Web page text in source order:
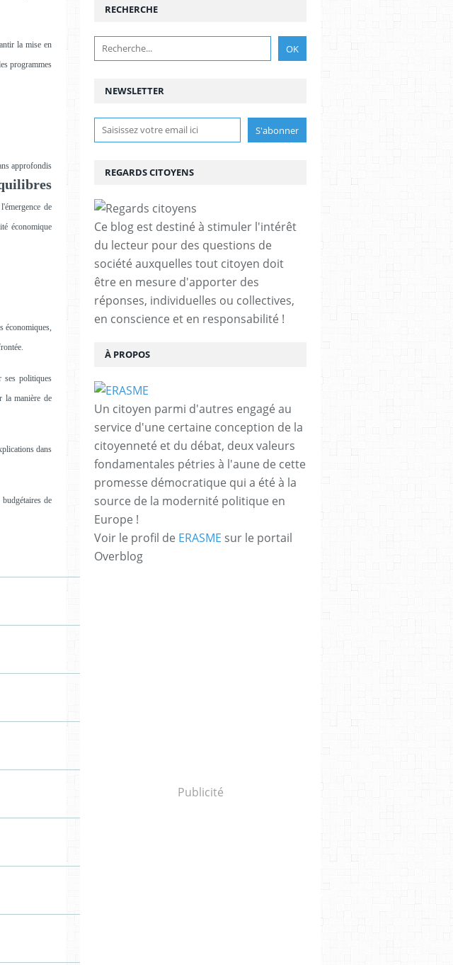
la mise en
programmes
approfondis
de
économique
économiques,
ses politiques
la manière de
dans
de
NEWSLETTER
RECHERCHE
REGARDS CITOYENS
Ce blog est destiné à stimuler l'intérêt
du lecteur pour des questions de
société auxquelles tout citoyen doit
être en mesure d'apporter des
réponses, individuelles ou collectives,
en conscience et en responsabilité !
À PROPOS
Un citoyen parmi d'autres engagé au
service d'une certaine conception de la
citoyenneté et du débat, deux valeurs
fondamentales pétries à l'aune de cette
promesse démocratique qui a été à la
source de la modernité politique en
Europe !
Voir le profil de ERASME sur le portail
Overblog
Publicité